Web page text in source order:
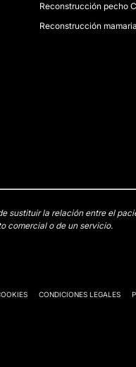
Reconstrucción pecho
Reconstrucción
sustituir la relación entre el
comercial o de un servicio.
CONDICIONES LEGALES